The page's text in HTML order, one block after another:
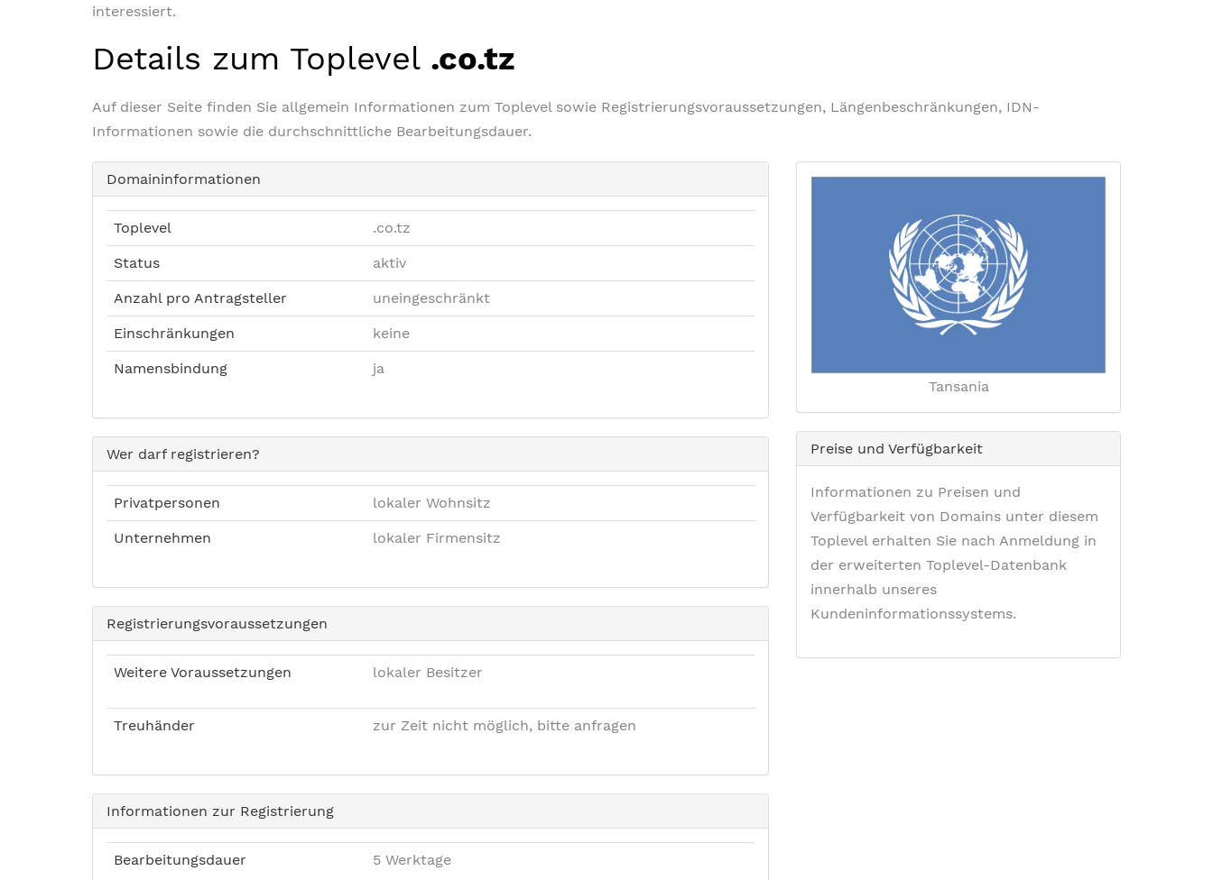
interessiert.
Details zum Toplevel .co.tz
Auf dieser Seite finden Sie allgemein Informationen zum Toplevel sowie Registrierungsvoraussetzungen, Längenbeschränkungen, IDN-
Informationen sowie die durchschnittliche Bearbeitungsdauer.
Domaininformationen
Toplevel .co.tz
Status aktiv
Anzahl pro Antragsteller uneingeschränkt
Einschränkungen keine
Namensbindung ja
Wer darf registrieren?
Privatpersonen lokaler Wohnsitz
Unternehmen lokaler Firmensitz
Registrierungsvoraussetzungen
Weitere Voraussetzungen lokaler Besitzer
Treuhänder zur Zeit nicht möglich, bitte anfragen
Informationen zur Registrierung
Bearbeitungsdauer 5 Werktage
Tansania
Preise und Verfügbarkeit
Informationen zu Preisen und
Verfügbarkeit von Domains unter diesem
Toplevel erhalten Sie nach Anmeldung in
der erweiterten Toplevel-Datenbank
innerhalb unseres
Kundeninformationssystems.